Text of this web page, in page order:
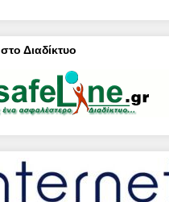
Διαδίκτυο